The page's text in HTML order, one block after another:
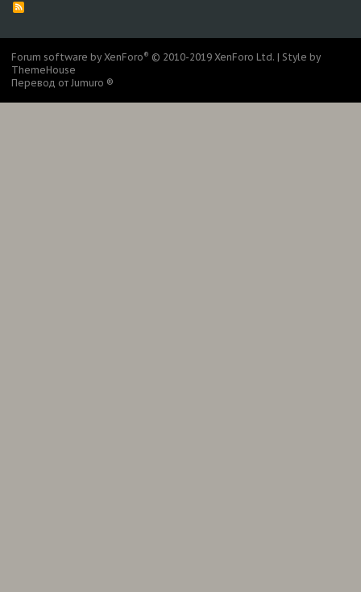
R
Forum software by XenForo® © 2010-2019 XenForo Ltd. | Style by
ThemeHouse
Перевод от Jumuro ®